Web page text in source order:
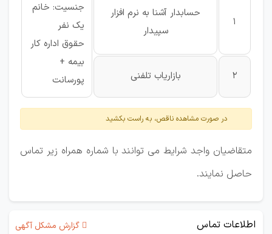
1
حسابدار آشنا به نرم افزار
سپیدار
جنسیت: خانم
یک نفر
حقوق اداره کار
بیمه +
پورسانت
2 بازاریاب تلفنی
در صورت مشاهده ناقص، به راست بکشید
متقاضیان واجد شرایط می توانند با شماره همراه زیر تماس
حاصل نمایند.
اطلاعات تماس گزارش مشکل آگهی